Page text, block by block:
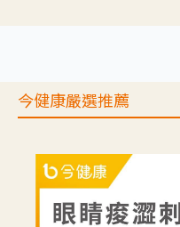
今健康嚴選推薦